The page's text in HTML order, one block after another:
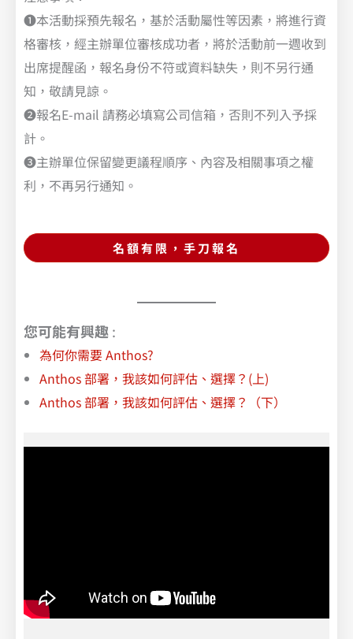
❶本活動採預先報名，基於活動屬性等因素，將進行資
格審核，經主辦單位審核成功者，將於活動前一週收到
出席提醒函，報名身份不符或資料缺失，則不另行通
知，敬請見諒。
❷報名E-mail 請務必填寫公司信箱，否則不列入予採
計。
❸主辦單位保留變更議程順序、內容及相關事項之權
利，不再另行通知。
名額有限，手刀報名
您可能有興趣:
為何你需要 Anthos?
Anthos 部署，我該如何評估、選擇？(上)
Anthos 部署，我該如何評估、選擇？（下）